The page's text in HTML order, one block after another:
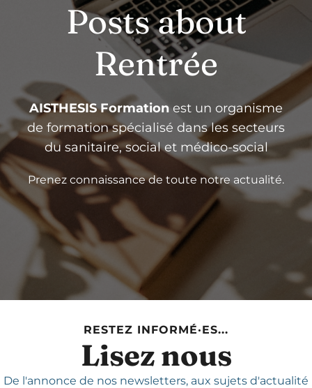
Posts about
Rentrée
AISTHESIS Formation est un organisme
de formation spécialisé dans les secteurs
du sanitaire, social et médico-social
Prenez connaissance de toute notre actualité.
RESTEZ INFORMÉ·ES...
Lisez nous
De l'annonce de nos newsletters, aux sujets d'actualité